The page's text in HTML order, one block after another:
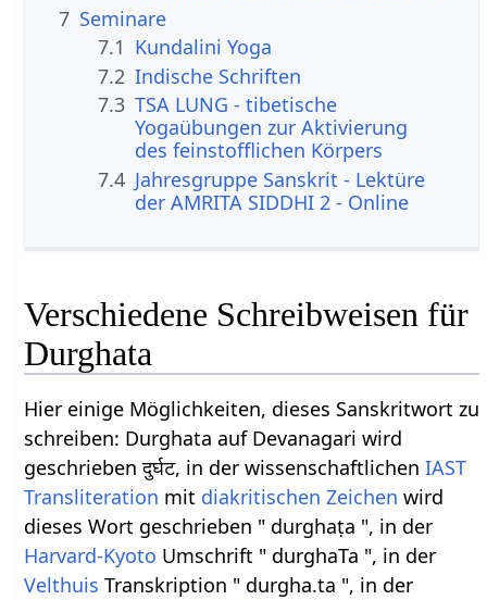
7 Seminare
7.1 Kundalini Yoga
7.2 Indische Schriften
7.3 TSA LUNG - tibetische
Yogaübungen zur Aktivierung
des feinstofflichen Körpers
7.4 Jahresgruppe Sanskrit - Lektüre
der AMRITA SIDDHI 2 - Online
Verschiedene Schreibweisen für
Durghata
Hier einige Möglichkeiten, dieses Sanskritwort zu
schreiben: Durghata auf Devanagari wird
geschrieben दुर्घट, in der wissenschaftlichenIAST
Transliteration mit diakritischen Zeichen wird
dieses Wort geschrieben " durghaṭa ", in der
Harvard-Kyoto Umschrift " durghaTa ", in der
Velthuis Transkription " durgha.ta ", in der